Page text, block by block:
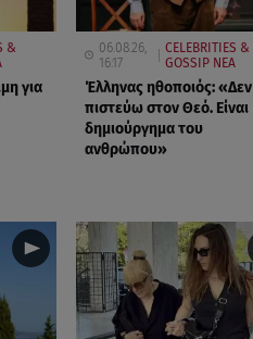
&
για
06.08.26,
16:17
CELEBRITIES &
GOSSIP ΝΕΑ
Έλληνας ηθοποιός: «Δεν
πιστεύω στον Θεό. Είναι
δημιούργημα του
ανθρώπου»